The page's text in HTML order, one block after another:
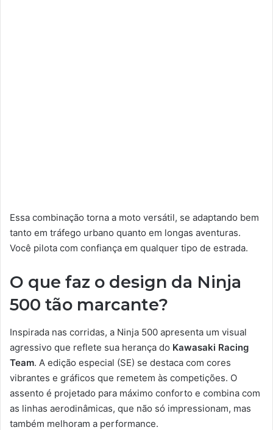
Essa combinação torna a moto versátil, se adaptando bem
tanto em tráfego urbano quanto em longas aventuras.
Você pilota com confiança em qualquer tipo de estrada.
O que faz o design da Ninja
500 tão marcante?
Inspirada nas corridas, a Ninja 500 apresenta um visual
agressivo que reflete sua herança do Kawasaki Racing
Team. A edição especial (SE) se destaca com cores
vibrantes e gráficos que remetem às competições. O
assento é projetado para máximo conforto e combina com
as linhas aerodinâmicas, que não só impressionam, mas
também melhoram a performance.